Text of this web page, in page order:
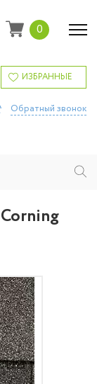
0
ИЗБРАННЫЕ
Обратный звонок